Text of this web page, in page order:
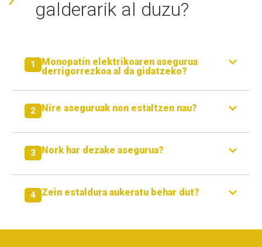
galderarik al duzu?
1
Monopatín elektrikoaren asegurua
derrigorrezkoa al da gidatzeko?
2 Nire aseguruak non estaltzen nau?
3 Nork har dezake asegurua?
4 Zein estaldura aukeratu behar dut?